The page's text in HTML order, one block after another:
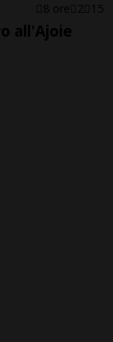
8 ore 2 15
all'Ajoie